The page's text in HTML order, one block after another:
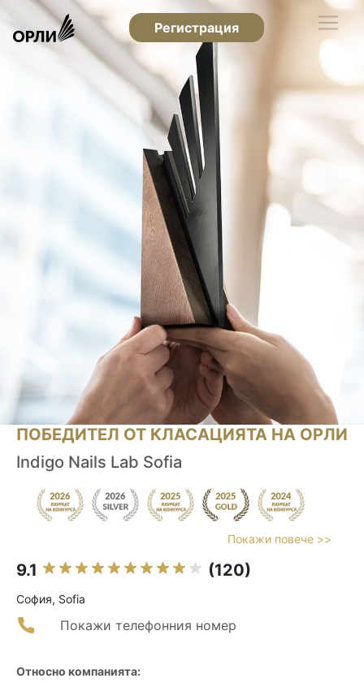
Регистрация
ПОБЕДИТЕЛ ОТ КЛАСАЦИЯТА НА ОРЛИ
Indigo Nails Lab Sofia
Покажи повече >>
9.1 (120)
София, Sofia
Покажи телефонния номер
Относно компанията: